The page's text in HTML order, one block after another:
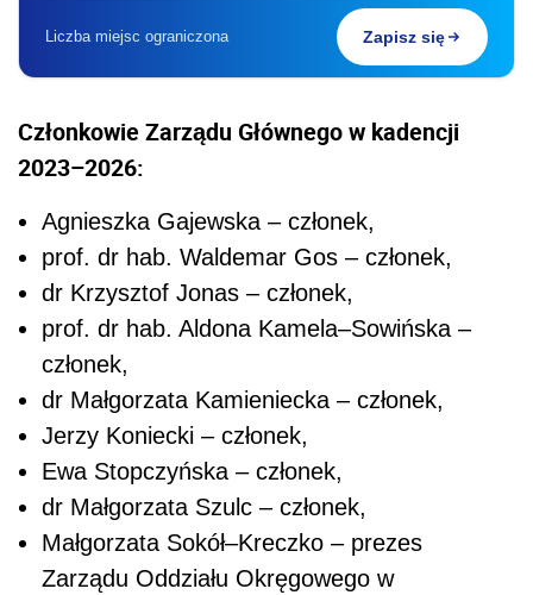
Liczba miejsc ograniczona Zapisz się
Członkowie Zarządu Głównego w kadencji
2023–2026:
Agnieszka Gajewska – członek,
prof. dr hab. Waldemar Gos – członek,
dr Krzysztof Jonas – członek,
prof. dr hab. Aldona Kamela–Sowińska –
członek,
dr Małgorzata Kamieniecka – członek,
Jerzy Koniecki – członek,
Ewa Stopczyńska – członek,
dr Małgorzata Szulc – członek,
Małgorzata Sokół–Kreczko – prezes
Zarządu Oddziału Okręgowego w